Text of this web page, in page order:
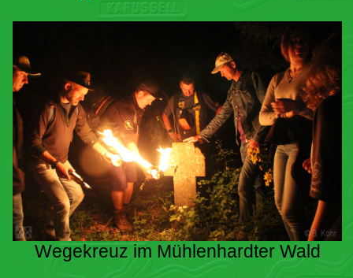
Wegekreuz im Mühlenhardter Wald